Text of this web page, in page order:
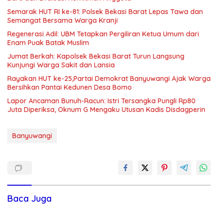
Semarak HUT RI ke-81: Polsek Bekasi Barat Lepas Tawa dan
Semangat Bersama Warga Kranji
Regenerasi Adil: UBM Tetapkan Pergiliran Ketua Umum dari
Enam Puak Batak Muslim
Jumat Berkah: Kapolsek Bekasi Barat Turun Langsung
Kunjungi Warga Sakit dan Lansia
Rayakan HUT ke-25,Partai Demokrat Banyuwangi Ajak Warga
Bersihkan Pantai Kedunen Desa Bomo
Lapor Ancaman Bunuh-Racun: Istri Tersangka Pungli Rp80
Juta Diperiksa, Oknum G Mengaku Utusan Kadis Disdagperin
Banyuwangi
Baca Juga